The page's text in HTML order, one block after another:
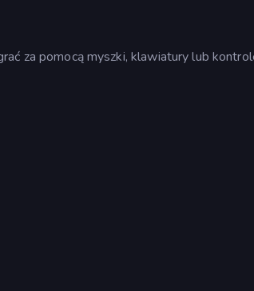
za pomocą myszki, klawiatury lub